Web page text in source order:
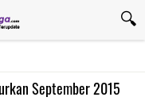
September 2015